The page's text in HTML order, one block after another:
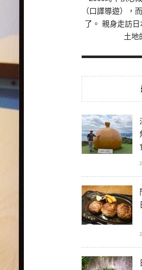
（口譯導遊），
了。 親身走訪
土地